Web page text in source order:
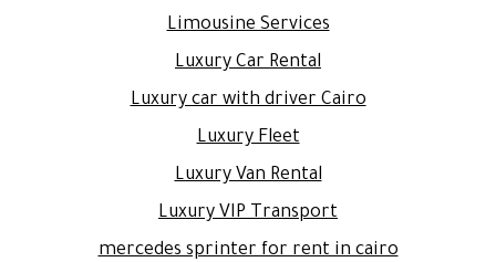
Limousine Services
Luxury Car Rental
Luxury car with driver Cairo
Luxury Fleet
Luxury Van Rental
Luxury VIP Transport
mercedes sprinter for rent in cairo